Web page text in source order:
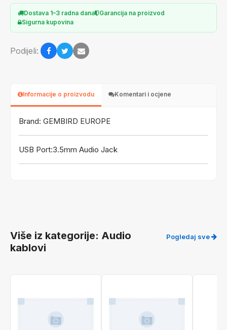
Dostava 1–3 radna dana
Garancija na proizvod
Sigurna kupovina
Podijeli:
Informacije o proizvodu Komentari i ocjene
Brand: GEMBIRD EUROPE
USB Port:3.5mm Audio Jack
Više iz kategorije: Audio
kablovi
Pogledaj sve